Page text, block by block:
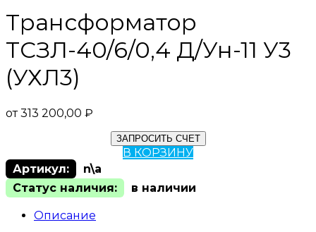
Трансформатор
ТСЗЛ-40/6/0,4 Д/Ун-11 У3
(УХЛ3)
от313 200,00 ₽
ЗАПРОСИТЬ СЧЕТ
В КОРЗИНУ
Артикул:
n\a
Статус наличия:
в наличии
Описание